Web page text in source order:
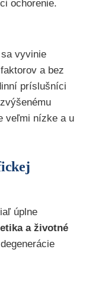
ochorenie.
vyvinie
a bez
príslušníci
veľmi nízke a u
úplne
a životné